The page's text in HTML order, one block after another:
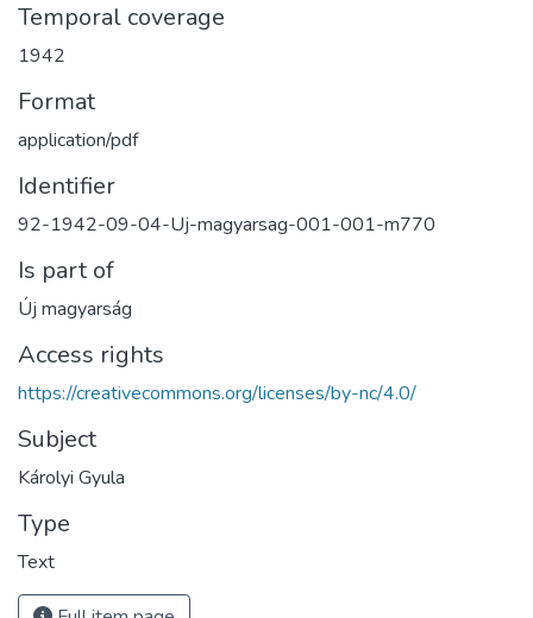
Temporal coverage
1942
Format
application/pdf
Identifier
92-1942-09-04-Uj-magyarsag-001-001-m770
Is part of
Új magyarság
Access rights
https://creativecommons.org/licenses/by-nc/4.0/
Subject
Károlyi Gyula
Type
Text